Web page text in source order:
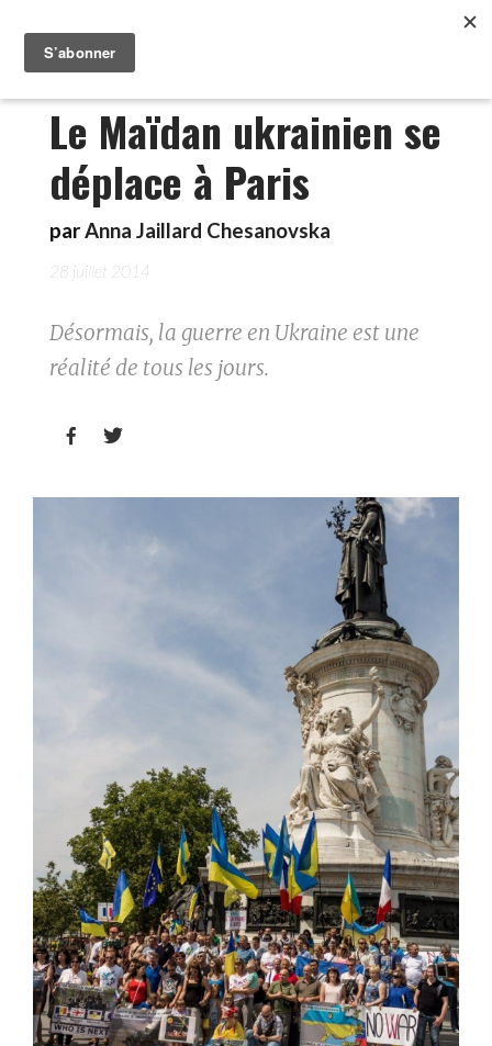
Le Maïdan ukrainien se
déplace à Paris
parAnna Jaillard Chesanovska
28 juillet 2014
Désormais, la guerre en Ukraine est une
réalité de tous les jours.
 